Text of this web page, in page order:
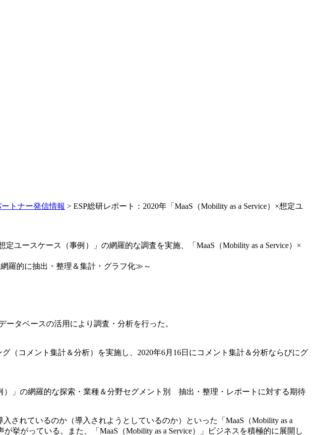
トナー発信情報 > ESP総研レポート：2020年「MaaS（Mobility as a Service）×想定ユ
ユースケース（事例）」の網羅的な調査を実施、「MaaS（Mobility as a Service）×
羅的に抽出・整理＆集計・グラフ化≫～
タベースの活用により調査・分析を行った。
（コメント集計＆分析）を実施し、2020年6月16日にコメント集計＆分析ならびにグ
）」の網羅的な探索・業種＆分野セグメント別 抽出・整理・レポートに対する期待
されているのか（導入されようとしているのか）といった「MaaS（Mobility as a
がっている。また、「MaaS（Mobility as a Service）」ビジネスを積極的に展開し